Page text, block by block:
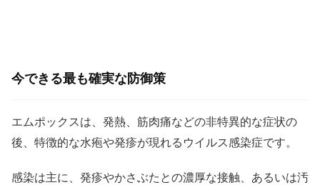
今できる最も確実な防御策
エムポックスは、発熱、筋肉痛などの非特異的な症状の
後、特徴的な水疱や発疹が現れるウイルス感染症です。
感染は主に、発疹やかさぶたとの濃厚な接触、あるいは汚